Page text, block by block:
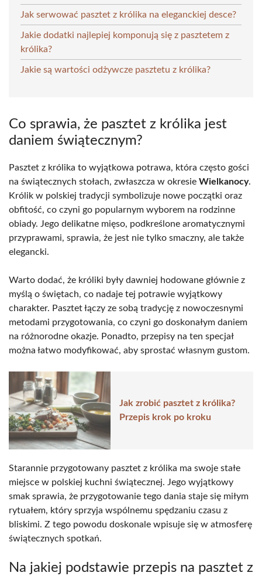
Jak serwować pasztet z królika na eleganckiej desce?
Jakie dodatki najlepiej komponują się z pasztetem z
królika?
Jakie są wartości odżywcze pasztetu z królika?
Co sprawia, że pasztet z królika jest
daniem świątecznym?
Pasztet z królika to wyjątkowa potrawa, która często gości
na świątecznych stołach, zwłaszcza w okresie Wielkanocy.
Królik w polskiej tradycji symbolizuje nowe początki oraz
obfitość, co czyni go popularnym wyborem na rodzinne
obiady. Jego delikatne mięso, podkreślone aromatycznymi
przyprawami, sprawia, że jest nie tylko smaczny, ale także
elegancki.
Warto dodać, że króliki były dawniej hodowane głównie z
myślą o świętach, co nadaje tej potrawie wyjątkowy
charakter. Pasztet łączy ze sobą tradycję z nowoczesnymi
metodami przygotowania, co czyni go doskonałym daniem
na różnorodne okazje. Ponadto, przepisy na ten specjał
można łatwo modyfikować, aby sprostać własnym gustom.
Jak zrobić pasztet z królika?
Przepis krok po kroku
Starannie przygotowany pasztet z królika ma swoje stałe
miejsce w polskiej kuchni świątecznej. Jego wyjątkowy
smak sprawia, że przygotowanie tego dania staje się miłym
rytuałem, który sprzyja wspólnemu spędzaniu czasu z
bliskimi. Z tego powodu doskonale wpisuje się w atmosferę
świątecznych spotkań.
Na jakiej podstawie przepis na pasztet z